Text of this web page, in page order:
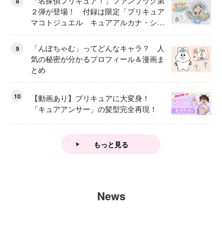
２弾が登場！ 付録は限定「プリキュア
マコトジュエル キュアアルカナ・シャ
ドウ アイスver.」 キュアエクレールを
大特集！
9
「んぽちゃむ」ってどんなキャラ？ 人
気の秘密が分かるプロフィール＆漫画ま
とめ
10
【動画あり】プリキュアに大変身！
「キュアアンサー」の髪型完全再現！
もっと見る
News